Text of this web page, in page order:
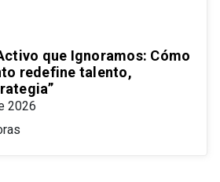
que Ignoramos: Cómo
redefine talento,
2026